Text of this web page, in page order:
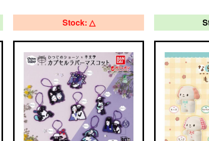
Stock: △